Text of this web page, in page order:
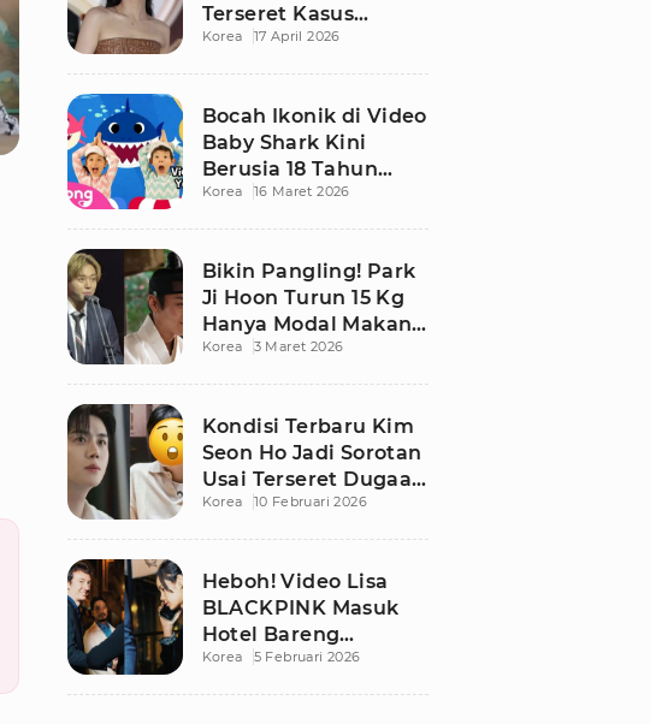
Terseret Kasus
Pelecehan Seksual,
Korea 17 April 2026
Bocah Ikonik di Video
Baby Shark Kini
Berusia 18 Tahun
Bikin Publik
Korea 16 Maret 2026
Bikin Pangling! Park
Ji Hoon Turun 15 Kg
Hanya Modal Makan
Apel, Visual
Korea 3 Maret 2026
Kondisi Terbaru Kim
Seon Ho Jadi Sorotan
Usai Terseret Dugaan
Penggelapan Pajak
Korea 10 Februari 2026
Heboh! Video Lisa
BLACKPINK Masuk
Hotel Bareng
Frederic Arnault Picu
Korea 5 Februari 2026